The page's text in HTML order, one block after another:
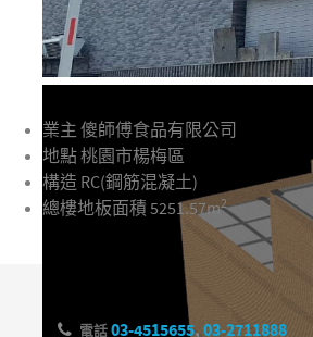
業主 傻師傅食品有限公司
地點桃園市楊梅區
構造 RC(鋼筋混凝土)
總樓地板面積 5251.57m2
電話 03-4515655, 03-2711888